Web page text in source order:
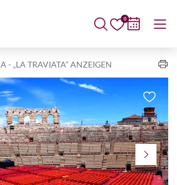
0
- „LA TRAVIATA“ ANZEIGEN